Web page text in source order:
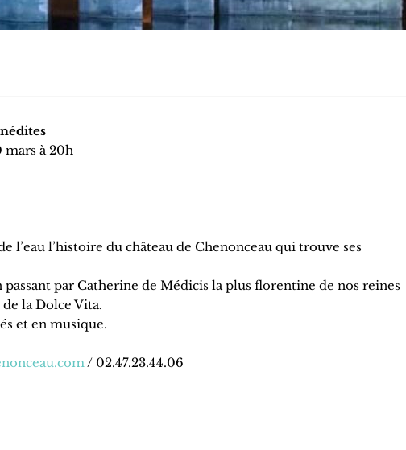
mars à 20h
l’eau l’histoire du château de Chenonceau qui trouve ses
par Catherine de Médicis la plus florentine de nos reines
la Dolce Vita.
et en musique.
/ 02.47.23.44.06